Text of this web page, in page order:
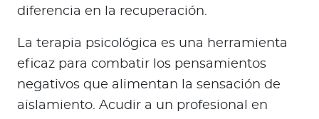
diferencia en la recuperación.
La terapia psicológica es una herramienta
eficaz para combatir los pensamientos
negativos que alimentan la sensación de
aislamiento. Acudir a un profesional en